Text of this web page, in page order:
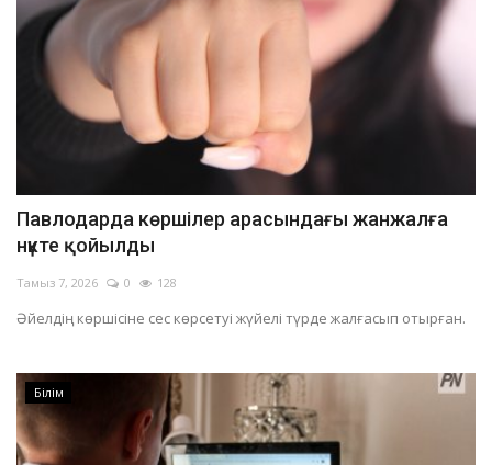
Павлодарда көршілер арасындағы жанжалға
нүкте қойылды
Тамыз 7, 2026 0 128
Әйелдің көршісіне сес көрсетуі жүйелі түрде жалғасып отырған.
Білім